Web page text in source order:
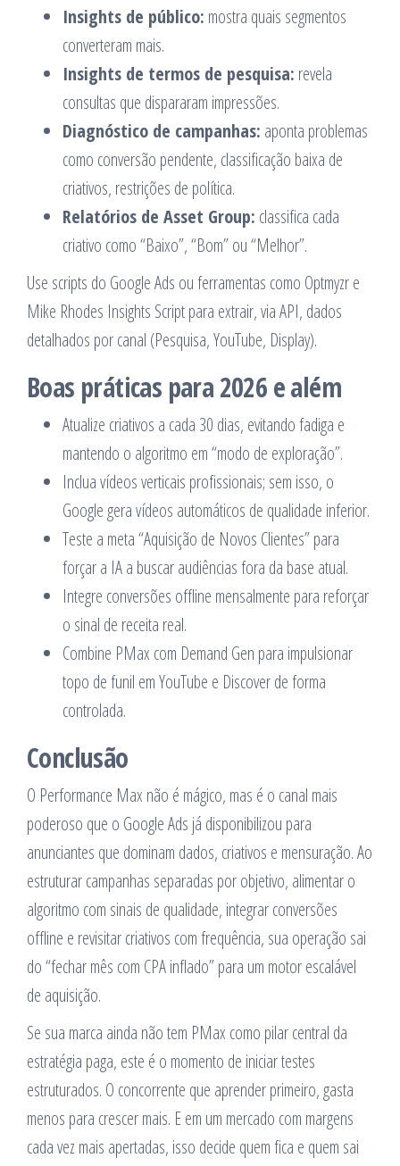
Insights de público: mostra quais segmentos
converteram mais.
Insights de termos de pesquisa: revela
consultas que dispararam impressões.
Diagnóstico de campanhas: aponta problemas
como conversão pendente, classificação baixa de
criativos, restrições de política.
Relatórios de Asset Group: classifica cada
criativo como “Baixo”, “Bom” ou “Melhor”.
Use scripts do Google Ads ou ferramentas como Optmyzr e
Mike Rhodes Insights Script para extrair, via API, dados
detalhados por canal (Pesquisa, YouTube, Display).
Boas práticas para 2026 e além
Atualize criativos a cada 30 dias, evitando fadiga e
mantendo o algoritmo em “modo de exploração”.
Inclua vídeos verticais profissionais; sem isso, o
Google gera vídeos automáticos de qualidade inferior.
Teste a meta “Aquisição de Novos Clientes” para
forçar a IA a buscar audiências fora da base atual.
Integre conversões offline mensalmente para reforçar
o sinal de receita real.
Combine PMax com Demand Gen para impulsionar
topo de funil em YouTube e Discover de forma
controlada.
Conclusão
O Performance Max não é mágico, mas é o canal mais
poderoso que o Google Ads já disponibilizou para
anunciantes que dominam dados, criativos e mensuração. Ao
estruturar campanhas separadas por objetivo, alimentar o
algoritmo com sinais de qualidade, integrar conversões
offline e revisitar criativos com frequência, sua operação sai
do “fechar mês com CPA inflado” para um motor escalável
de aquisição.
Se sua marca ainda não tem PMax como pilar central da
estratégia paga, este é o momento de iniciar testes
estruturados. O concorrente que aprender primeiro, gasta
menos para crescer mais. E em um mercado com margens
cada vez mais apertadas, isso decide quem fica e quem sai